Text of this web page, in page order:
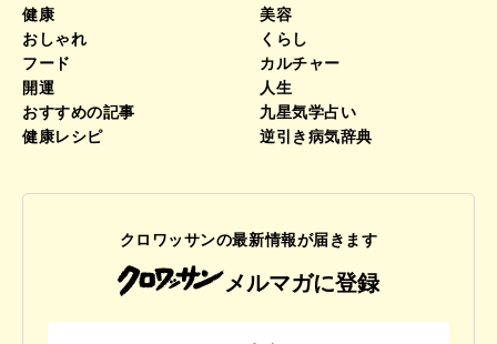
健康
美容
おしゃれ
くらし
フード
カルチャー
開運
人生
おすすめの記事
九星気学占い
健康レシピ
逆引き病気辞典
クロワッサンの最新情報が届きます
メルマガに登録